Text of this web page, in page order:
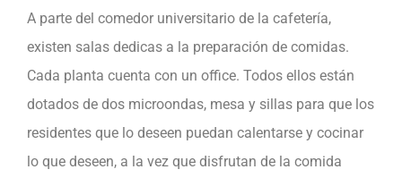
A parte del comedor universitario de la cafetería,
existen salas dedicas a la preparación de comidas.
Cada planta cuenta con un office. Todos ellos están
dotados de dos microondas, mesa y sillas para que los
residentes que lo deseen puedan calentarse y cocinar
lo que deseen, a la vez que disfrutan de la comida